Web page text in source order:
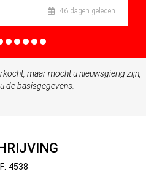
46 dagen geleden
maar mocht u nieuwsgierig zijn,
de basisgegevens.
4538